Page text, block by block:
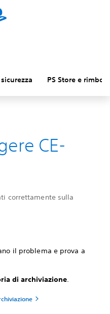
PS Store e
CE-
correttamente sulla
il problema e prova a
di archiviazione.